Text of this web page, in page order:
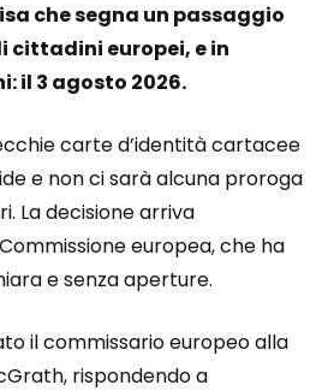
che segna un passaggio
cittadini europei, e in
il 3 agosto 2026.
carte d’identità cartacee
e non ci sarà alcuna proroga
La decisione arriva
europea, che ha
e senza aperture.
il commissario europeo alla
, rispondendo a